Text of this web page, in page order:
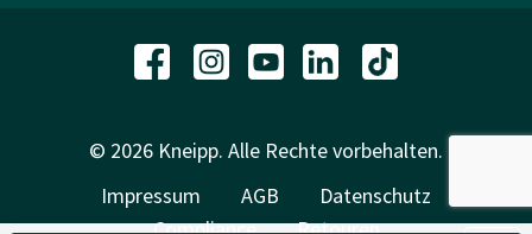
© 2026 Kneipp. Alle Rechte vorbehalten.
Impressum
AGB
Datenschutz